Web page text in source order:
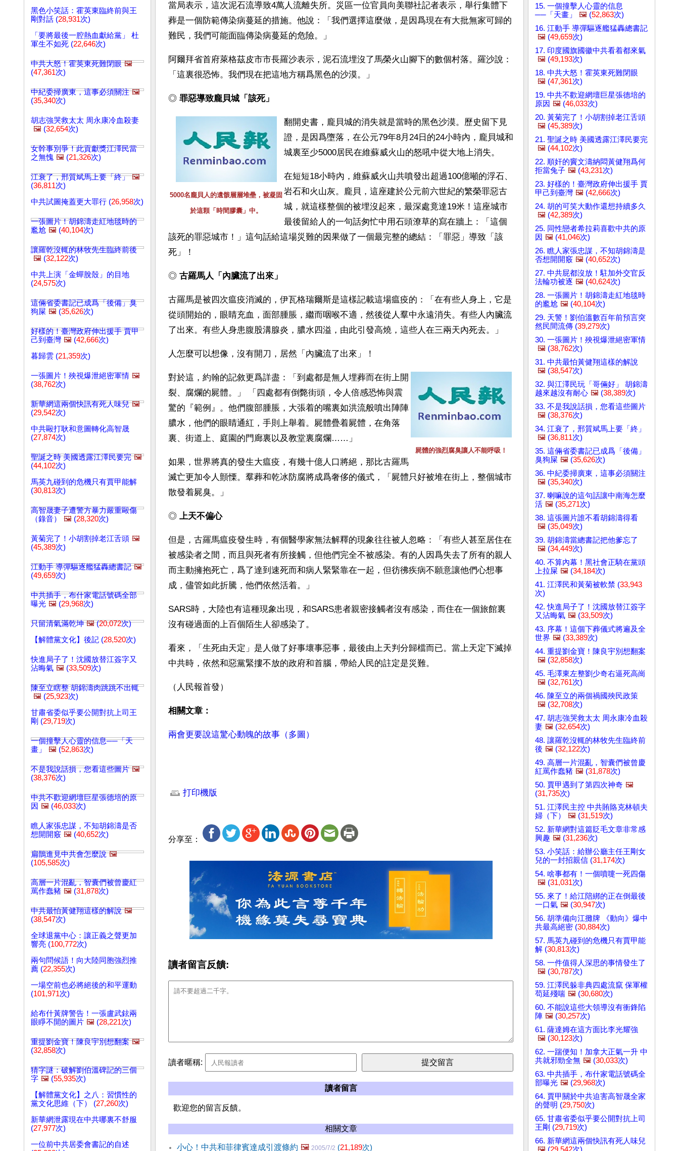
黑色小笑話：霍英東臨終前與王
剛對話 (28,931次)
「要將最後一腔熱血獻給黨」 杜
軍生不如死 (22,646次)
中共大怒！霍英東死難閉眼 🖼️
(47,361次)
中紀委掃廣東，這事必須關注 🖼️
(35,340次)
胡志強哭救太太 周永康冷血殺妻
🖼️ (32,654次)
女幹事別爭！此貢獻獎江澤民當
之無愧 🖼️ (21,326次)
江衰了，邢質斌馬上要「終」 🖼️
(36,811次)
中共試圖掩蓋更大罪行 (26,958次)
一張圖片！胡錦濤走紅地毯時的
尷尬 🖼️ (40,104次)
讓羅乾沒輒的林牧先生臨終前後
🖼️ (32,122次)
中共上演「金蟬脫殼」的目地
(24,575次)
這倆省委書記已成爲「後備」臭
狗屎 🖼️ (35,626次)
好樣的！臺灣政府伸出援手 賈甲
己到臺灣 🖼️ (42,666次)
暮歸雲 (21,359次)
一張圖片！殃視爆泄絕密軍情 🖼️
(38,762次)
新華網這兩個快訊有死人味兒 🖼️
(29,542次)
中共毆打耿和意圖轉化高智晟
(27,874次)
聖誕之時 美國透露江澤民要完 🖼️
(44,102次)
馬英九碰到的危機只有賈甲能解
(30,813次)
高智晟妻子遭警方暴力嚴重毆傷
（錄音）
🖼️ (28,320次)
黃菊完了！小胡割掉老江舌頭 🖼️
(45,389次)
江動手 導彈驅逐艦猛轟總書記 🖼️
(49,659次)
中共插手，布什家電話號碼全部
曝光 🖼️ (29,968次)
只留清氣滿乾坤 🖼️(20,072次)
【解體黨文化】後記 (28,520次)
快進局子了！沈國放替江簽字又
沾晦氣 🖼️ (33,509次)
陳至立瞎整 胡錦濤肉跳跳不出輒
🖼️ (25,923次)
甘肅省委似乎要公開對抗上司王
剛 (29,719次)
一個撞擊人心靈的信息──「天
畫」
🖼️ (52,863次)
不是我說話損，您看這些圖片 🖼️
(38,376次)
中共不歡迎網壇巨星張德培的原
因 🖼️ (46,033次)
瞧人家張忠謀，不知胡錦濤是否
想開開竅 🖼️ (40,652次)
扁鵲進見中共會怎麼說 🖼️
(105,585次)
高層一片混亂，智囊們被曾慶紅
罵作蠢豬 🖼️ (31,878次)
中共最怕黃健翔這樣的解說 🖼️
(38,547次)
全球退黨中心：讓正義之聲更加
響亮 (100,772次)
兩句問候語！向大陸同胞強烈推
薦 (22,355次)
一場空前也必將絕後的和平運動
(101,971次)
給布什黃牌警告！一張盧武鉉兩
眼睜不開的圖片 🖼️ (28,221次)
重提劉金寶！陳良宇別想翻案 🖼️
(32,858次)
猜字謎：破解劉伯溫碑記的三個
字 🖼️ (55,935次)
【解體黨文化】之八：習慣性的
黨文化思維（下） (27,260次)
新華網泄露現在中共哪裏不舒服
(27,977次)
一位前中共居委會書記的自述
當局表示，這次泥石流導致4萬人流離失所。災區一位官員向美聯社記者表示，舉行集體下
葬是一個防範傳染病蔓延的措施。他說：「我們選擇這麼做，是因爲現在有大批無家可歸的
難民，我們可能面臨傳染病蔓延的危險。」
阿爾拜省首府萊格茲皮市市長羅沙表示，泥石流埋沒了馬榮火山腳下的數個村落。羅沙說：
「這裏很恐怖。我們現在把這地方稱爲黑色的沙漠。」
◎ 罪惡導致龐貝城「該死」
5000名龐貝人的遺骸層層堆壘，被凝固
於這顆「時間膠囊」中。
翻開史書，龐貝城的消失就是當時的黑色沙漠。歷史留下見
證，是因爲墮落，在公元79年8月24日的24小時內，龐貝城和
城裏至少5000居民在維蘇威火山的怒吼中從大地上消失。
在短短18小時內，維蘇威火山共噴發出超過100億噸的浮石、
岩石和火山灰。龐貝，這座建於公元前六世紀的繁榮罪惡古
城，就這樣整個的被埋沒起來，最深處竟達19米！這座城市
最後留給人的一句話匆忙中用石頭潦草的寫在牆上：「這個
該死的罪惡城市！」這句話給這場災難的因果做了一個最完整的總結：「罪惡」導致「該
死」！
◎ 古羅馬人「內臟流了出來」
古羅馬是被四次瘟疫消滅的，伊瓦格瑞爾斯是這樣記載這場瘟疫的：「在有些人身上，它是
從頭開始的，眼睛充血，面部腫脹，繼而咽喉不適，然後從人羣中永遠消失。有些人內臟流
了出來。有些人身患腹股溝腺炎，膿水四溢，由此引發高燒，這些人在三兩天內死去。」
人怎麼可以想像，沒有開刀，居然「內臟流了出來」！
屍體的強烈腐臭讓人不能呼吸！
對於這，約翰的記敘更爲詳盡：「到處都是無人埋葬而在街上開
裂、腐爛的屍體。」 「四處都有倒斃街頭，令人倍感恐怖與震
驚的『範例』。他們腹部腫脹，大張着的嘴裏如洪流般噴出陣陣
膿水，他們的眼睛通紅，手則上舉着。屍體疊着屍體，在角落
裏、街道上、庭園的門廊裏以及教堂裏腐爛……」
如果，世界將真的發生大瘟疫，有幾十億人口將絕，那比古羅馬
滅亡更加令人顫慄。羣葬和乾冰防腐將成爲奢侈的儀式，「屍體只好被堆在街上，整個城市
散發着屍臭。」
◎ 上天不偏心
但是，古羅馬瘟疫發生時，有個醫學家無法解釋的現象往往被人忽略：「有些人甚至居住在
被感染者之間，而且與死者有所接觸，但他們完全不被感染。有的人因爲失去了所有的親人
而主動擁抱死亡，爲了達到速死而和病人緊緊靠在一起，但彷彿疾病不願意讓他們心想事
成，儘管如此折騰，他們依然活着。」
SARS時，大陸也有這種現象出現，和SARS患者親密接觸者沒有感染，而住在一個旅館裏
沒有碰過面的上百個陌生人卻感染了。
看來，「生死由天定」是人做了好事壞事惡事，最後由上天判分歸檔而已。當上天定下滅掉
中共時，依然和惡黨緊摟不放的政府和首腦，帶給人民的註定是災難。
（人民報首發）
相關文章：
兩會更要說這驚心動魄的故事（多圖）
打印機版
分享至：
讀者留言反饋:
讀者暱稱:
讀者留言
歡迎您的留言反饋。
相關文章
小心！中共和菲律賓達成引渡條約 🖼️ 2005/7/2 (21,189次)
15. 一個撞擊人心靈的信息
──「天畫」
🖼️ (52,863次)
16. 江動手 導彈驅逐艦猛轟總書記
🖼️ (49,659次)
17. 印度國旗國徽中共看着都來氣
🖼️ (49,193次)
18. 中共大怒！霍英東死難閉眼
🖼️ (47,361次)
19. 中共不歡迎網壇巨星張德培的
原因 🖼️ (46,033次)
20. 黃菊完了！小胡割掉老江舌頭
🖼️ (45,389次)
21. 聖誕之時 美國透露江澤民要完
🖼️ (44,102次)
22. 順奸的竇文濤納悶黃健翔爲何
拒當兔子 🖼️ (43,231次)
23. 好樣的！臺灣政府伸出援手 賈
甲己到臺灣 🖼️ (42,666次)
24. 胡的可笑大動作還想持續多久
🖼️ (42,389次)
25. 同性戀者希拉莉喜歡中共的原
因 🖼️ (41,046次)
26. 瞧人家張忠謀，不知胡錦濤是
否想開開竅 🖼️ (40,652次)
27. 中共屁都沒放！駐加外交官反
法輪功被逐 🖼️ (40,624次)
28. 一張圖片！胡錦濤走紅地毯時
的尷尬 🖼️ (40,104次)
29. 天警！劉伯溫數百年前預言突
然民間流傳 (39,279次)
30. 一張圖片！殃視爆泄絕密軍情
🖼️ (38,762次)
31. 中共最怕黃健翔這樣的解說
🖼️ (38,547次)
32. 與江澤民玩「哥倆好」 胡錦濤
越來越沒有耐心 🖼️ (38,389次)
33. 不是我說話損，您看這些圖片
🖼️ (38,376次)
34. 江衰了，邢質斌馬上要「終」
🖼️ (36,811次)
35. 這倆省委書記已成爲「後備」
臭狗屎 🖼️ (35,626次)
36. 中紀委掃廣東，這事必須關注
🖼️ (35,340次)
37. 喇嘛說的這句話讓中南海怎麼
活 🖼️ (35,271次)
38. 這張圖片誰不看胡錦濤得看
🖼️ (35,049次)
39. 胡錦濤當總書記把他爹忘了
🖼️ (34,449次)
40. 不算內幕！黑社會正騎在黨頭
上拉屎 🖼️ (34,184次)
41. 江澤民和黃菊被軟禁 (33,943
次)
42. 快進局子了！沈國放替江簽字
又沾晦氣 🖼️ (33,509次)
43. 序幕！這個下葬儀式將遍及全
世界 🖼️ (33,389次)
44. 重提劉金寶！陳良宇別想翻案
🖼️ (32,858次)
45. 毛澤東左整劉少奇右逼死高崗
🖼️ (32,761次)
46. 陳至立的兩個禍國殃民政策
🖼️ (32,708次)
47. 胡志強哭救太太 周永康冷血殺
妻 🖼️ (32,654次)
48. 讓羅乾沒輒的林牧先生臨終前
後 🖼️ (32,122次)
49. 高層一片混亂，智囊們被曾慶
紅罵作蠢豬 🖼️ (31,878次)
50. 賈甲遇到了第四次神奇 🖼️
(31,735次)
51. 江澤民主控 中共賄賂克林頓夫
婦（下）
🖼️ (31,519次)
52. 新華網對這篇貶毛文章非常感
興趣 🖼️ (31,236次)
53. 小笑話：給辦公廳主任王剛女
兒的一封招親信 (31,174次)
54. 啥事都有！一個噴嚏一死四傷
🖼️ (31,031次)
55. 來了！給江陪綁的正在倒最後
一口氣 🖼️ (30,947次)
56. 胡準備向江攤牌 《動向》爆中
共最高絕密 (30,884次)
57. 馬英九碰到的危機只有賈甲能
解 (30,813次)
58. 一件值得人深思的事情發生了
🖼️ (30,787次)
59. 江澤民躲非典四處流竄 保軍權
苟延殘喘 🖼️ (30,680次)
60. 不能說這些大領導沒有衝鋒陷
陣 🖼️ (30,257次)
61. 薩達姆在這方面比李光耀強
🖼️ (30,123次)
62. 一踹便知！加拿大正氣一升 中
共就邪勁全無 🖼️ (30,033次)
63. 中共插手，布什家電話號碼全
部曝光 🖼️ (29,968次)
64. 賈甲關於中共迫害高智晟全家
的聲明 (29,750次)
65. 甘肅省委似乎要公開對抗上司
王剛 (29,719次)
66. 新華網這兩個快訊有死人味兒
🖼️ (29,542次)